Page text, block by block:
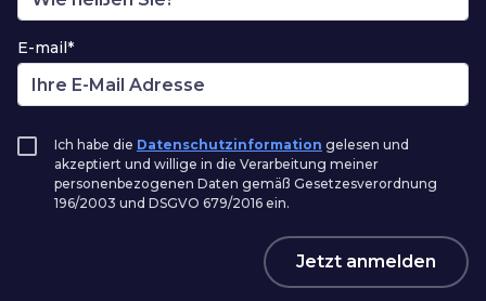
E-mail*
Ich habe die Datenschutzinformation gelesen und
akzeptiert und willige in die Verarbeitung meiner
personenbezogenen Daten gemäß Gesetzesverordnung
196/2003 und DSGVO 679/2016 ein.
Jetzt anmelden